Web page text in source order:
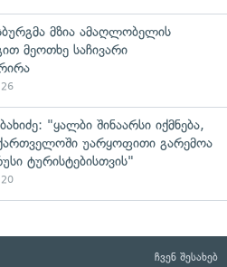
მზია ამაღლობელის
მეოთხე საჩივარი
"ყალბი შინაარსი იქმნება,
უარყოფითი გარემოა
ტურისტებისთვის"
ჩვენ შესახებ